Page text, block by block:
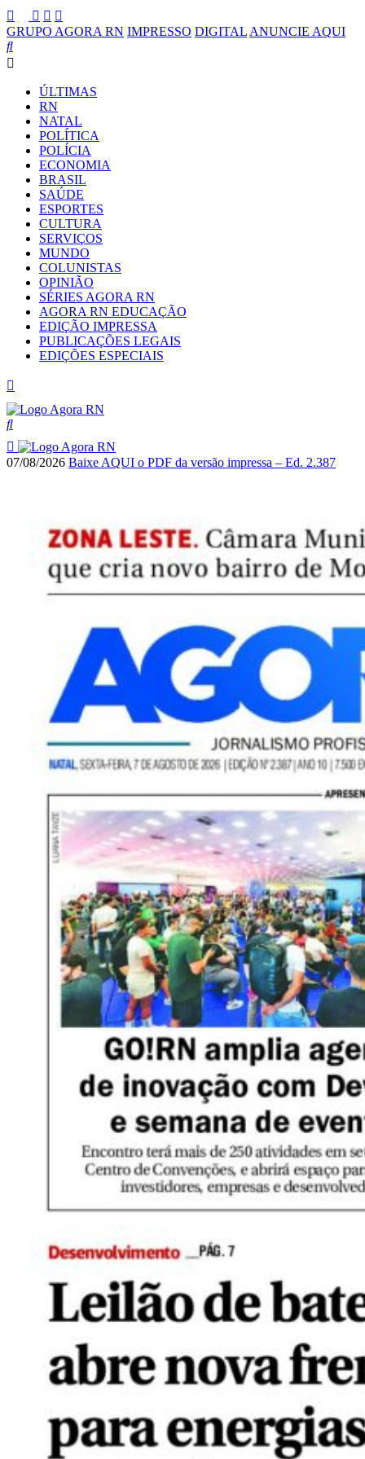
GRUPO AGORA RN IMPRESSO DIGITAL ANUNCIE AQUI
ÚLTIMAS
RN
NATAL
POLÍTICA
POLÍCIA
ECONOMIA
BRASIL
SAÚDE
ESPORTES
CULTURA
SERVIÇOS
MUNDO
COLUNISTAS
OPINIÃO
SÉRIES AGORA RN
AGORA RN EDUCAÇÃO
EDIÇÃO IMPRESSA
PUBLICAÇÕES LEGAIS
EDIÇÕES ESPECIAIS
07/08/2026 Baixe AQUI o PDF da versão impressa – Ed. 2.387